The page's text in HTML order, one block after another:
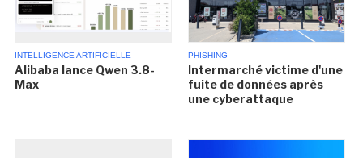
INTELLIGENCE ARTIFICIELLE
Alibaba lance Qwen 3.8-
Max
PHISHING
Intermarché victime d'une
fuite de données après
une cyberattaque